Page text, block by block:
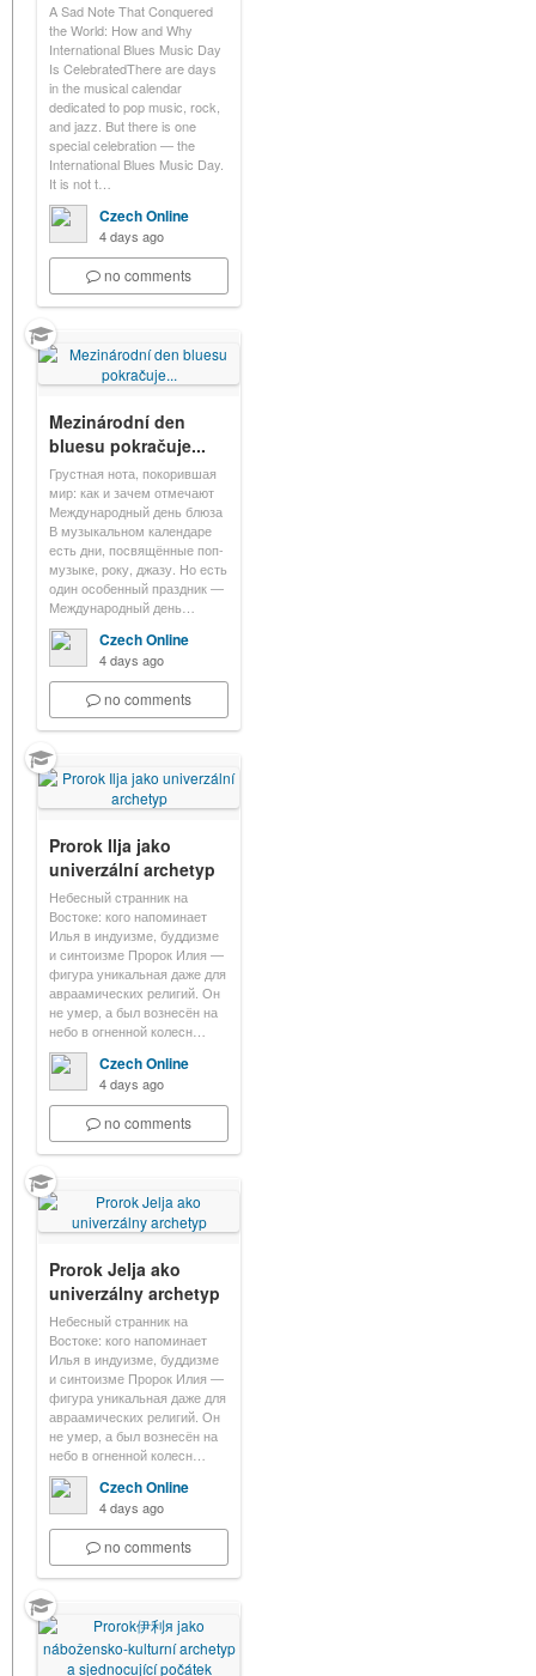
A Sad Note That Conquered
the World: How and Why
International Blues Music Day
Is CelebratedThere are days
in the musical calendar
dedicated to pop music, rock,
and jazz. But there is one
special celebration — the
International Blues Music Day.
It is not t…
Czech Online
4 days ago
no comments
Mezinárodní den
bluesu pokračuje...
Грустная нота, покорившая
мир: как и зачем отмечают
Международный день блюза
В музыкальном календаре
есть дни, посвящённые поп-
музыке, року, джазу. Но есть
один особенный праздник —
Международный день…
Czech Online
4 days ago
no comments
Prorok Ilja jako
univerzální archetyp
Небесный странник на
Востоке: кого напоминает
Илья в индуизме, буддизме
и синтоизме Пророк Илия —
фигура уникальная даже для
авраамических религий. Он
не умер, а был вознесён на
небо в огненной колесн…
Czech Online
4 days ago
no comments
Prorok Jelja ako
univerzálny archetyp
Небесный странник на
Востоке: кого напоминает
Илья в индуизме, буддизме
и синтоизме Пророк Илия —
фигура уникальная даже для
авраамических религий. Он
не умер, а был вознесён на
небо в огненной колесн…
Czech Online
4 days ago
no comments